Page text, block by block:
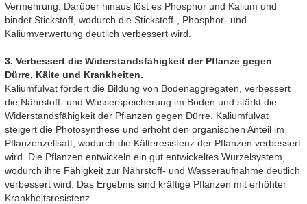
Vermehrung. Darüber hinaus löst es Phosphor und Kalium und
bindet Stickstoff, wodurch die Stickstoff-, Phosphor- und
Kaliumverwertung deutlich verbessert wird.
3. Verbessert die Widerstandsfähigkeit der Pflanze gegen
Dürre, Kälte und Krankheiten.
Kaliumfulvat fördert die Bildung von Bodenaggregaten, verbessert
die Nährstoff- und Wasserspeicherung im Boden und stärkt die
Widerstandsfähigkeit der Pflanzen gegen Dürre. Kaliumfulvat
steigert die Photosynthese und erhöht den organischen Anteil im
Pflanzenzellsaft, wodurch die Kälteresistenz der Pflanzen verbessert
wird. Die Pflanzen entwickeln ein gut entwickeltes Wurzelsystem,
wodurch ihre Fähigkeit zur Nährstoff- und Wasseraufnahme deutlich
verbessert wird. Das Ergebnis sind kräftige Pflanzen mit erhöhter
Krankheitsresistenz.